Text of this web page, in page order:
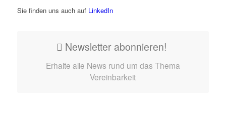
Sie finden uns auch aufLinkedIn
Newsletter abonnieren!
Erhalte alle News rund um das Thema
Vereinbarkeit